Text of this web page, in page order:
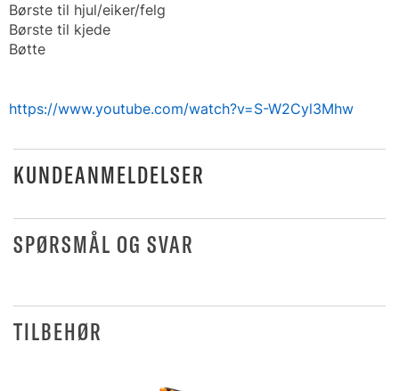
Børste til hjul/eiker/felg
Børste til kjede
Bøtte
https://www.youtube.com/watch?v=S-W2Cyl3Mhw
KUNDEANMELDELSER
SPØRSMÅL OG SVAR
TILBEHØR